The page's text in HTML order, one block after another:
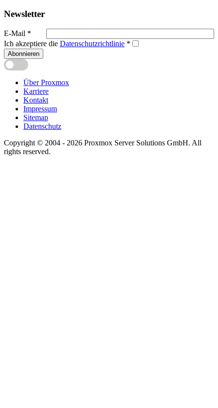
Newsletter
E-Mail *
Ich akzeptiere die Datenschutzrichtlinie *
Abonnieren
Über Proxmox
Karriere
Kontakt
Impressum
Sitemap
Datenschutz
Copyright © 2004 - 2026 Proxmox Server Solutions GmbH. All
rights reserved.